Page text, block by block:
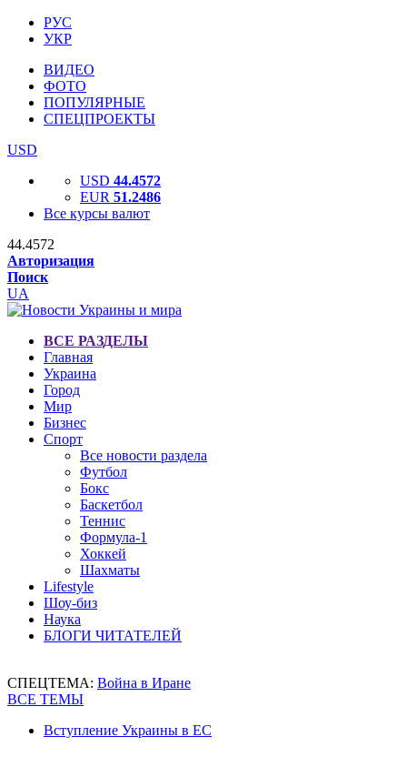
РУС
УКР
ВИДЕО
ФОТО
ПОПУЛЯРНЫЕ
СПЕЦПРОЕКТЫ
USD
USD 44.4572
EUR 51.2486
Все курсы валют
44.4572
Авторизация
Поиск
UA
ВСЕ РАЗДЕЛЫ
Главная
Украина
Город
Мир
Бизнес
Спорт
Все новости раздела
Футбол
Бокс
Баскетбол
Теннис
Формула-1
Хоккей
Шахматы
Lifestyle
Шоу-биз
Наука
БЛОГИ ЧИТАТЕЛЕЙ
СПЕЦТЕМА: Война в Иране
ВСЕ ТЕМЫ
Вступление Украины в ЕС